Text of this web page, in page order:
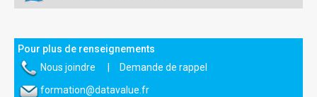
Pour plus de renseignements
Nous joindre
Demande de rappel
formation@datavalue.fr